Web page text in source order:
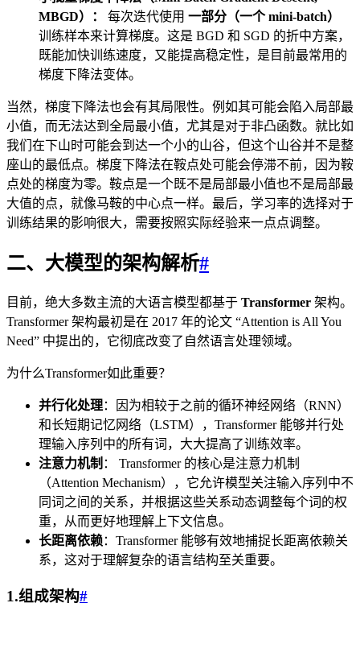
MBGD）：
每次迭代使用 一部分（一个 mini-batch）
训练样本来计算梯度。这是 BGD 和 SGD 的折中方案，
既能加快训练速度，又能提高稳定性，是目前最常用的
梯度下降法变体。
当然，梯度下降法也会有其局限性。例如其可能会陷入局部最
小值，而无法达到全局最小值，尤其是对于非凸函数。就比如
我们在下山时可能会到达一个小的山谷，但这个山谷并不是整
座山的最低点。梯度下降法在鞍点处可能会停滞不前，因为鞍
点处的梯度为零。鞍点是一个既不是局部最小值也不是局部最
大值的点，就像马鞍的中心点一样。最后，学习率的选择对于
训练结果的影响很大，需要按照实际经验来一点点调整。
二、大模型的架构解析#
目前，绝大多数主流的大语言模型都基于 Transformer 架构。
Transformer 架构最初是在 2017 年的论文 “Attention is All You
Need” 中提出的，它彻底改变了自然语言处理领域。
为什么Transformer如此重要？
并行化处理：因为相较于之前的循环神经网络（RNN）
和长短期记忆网络（LSTM），Transformer 能够并行处
理输入序列中的所有词，大大提高了训练效率。
注意力机制 ： Transformer 的核心是注意力机制
（Attention Mechanism），它允许模型关注输入序列中不
同词之间的关系，并根据这些关系动态调整每个词的权
重，从而更好地理解上下文信息。
长距离依赖：Transformer 能够有效地捕捉长距离依赖关
系，这对于理解复杂的语言结构至关重要。
1.组成架构#